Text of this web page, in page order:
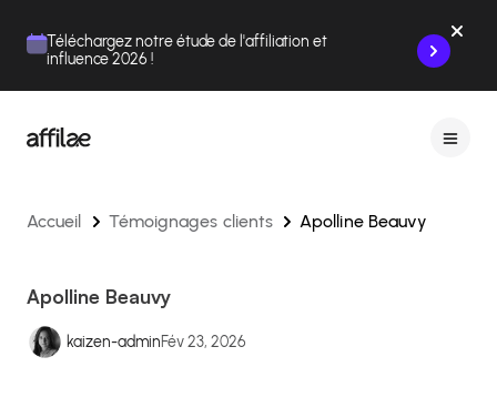
Téléchargez notre étude de l'affiliation et
influence 2026 !
Accueil Témoignages clients Apolline Beauvy
Apolline Beauvy
kaizen-adminFév 23, 2026